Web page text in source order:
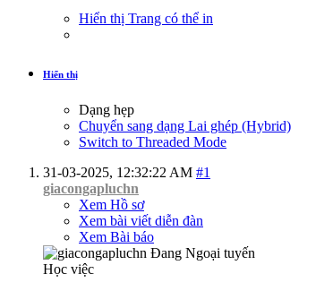
Hiển thị Trang có thể in
Hiển thị
Dạng hẹp
Chuyển sang dạng Lai ghép (Hybrid)
Switch to Threaded Mode
31-03-2025, 12:32:22 AM #1
giacongapluchn
Xem Hồ sơ
Xem bài viết diễn đàn
Xem Bài báo
Học việc